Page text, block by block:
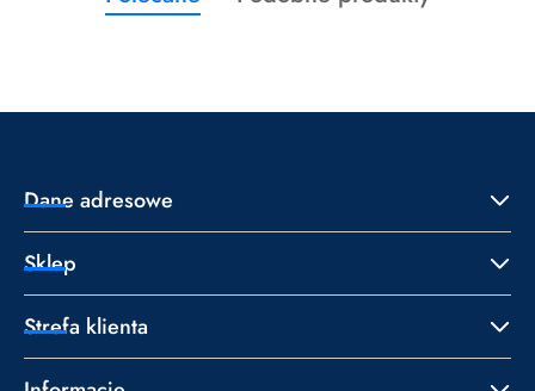
o
Dane adresowe
Sklep
Strefa klienta